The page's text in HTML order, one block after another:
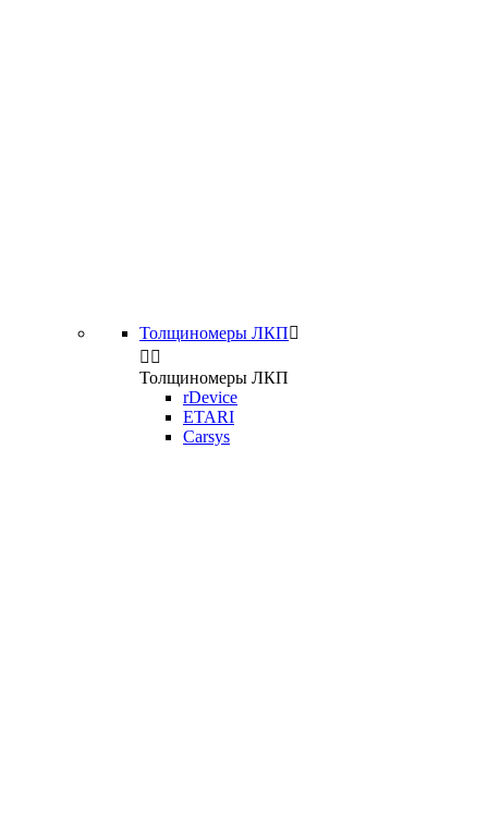
Толщиномеры ЛКП
 
Толщиномеры ЛКП
rDevice
ETARI
Carsys